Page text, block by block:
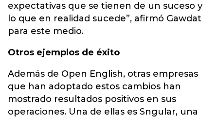
expectativas que se tienen de un suceso y
lo que en realidad sucede”, afirmó Gawdat
para este medio.
Otros ejemplos de éxito
Además de Open English, otras empresas
que han adoptado estos cambios han
mostrado resultados positivos en sus
operaciones. Una de ellas es Sngular, una